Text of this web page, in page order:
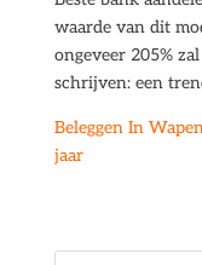
waarde van dit
ongeveer 205%
schrijven: een
Beleggen In
jaar